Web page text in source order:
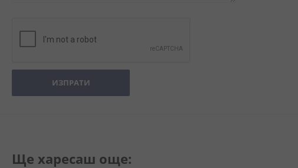
ИЗПРАТИ
Ще харесаш още: